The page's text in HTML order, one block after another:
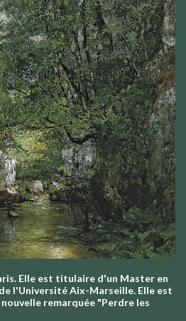
Elle est titulaire d'un Master en
l'Université Aix-Marseille. Elle est
remarquée "Perdre les